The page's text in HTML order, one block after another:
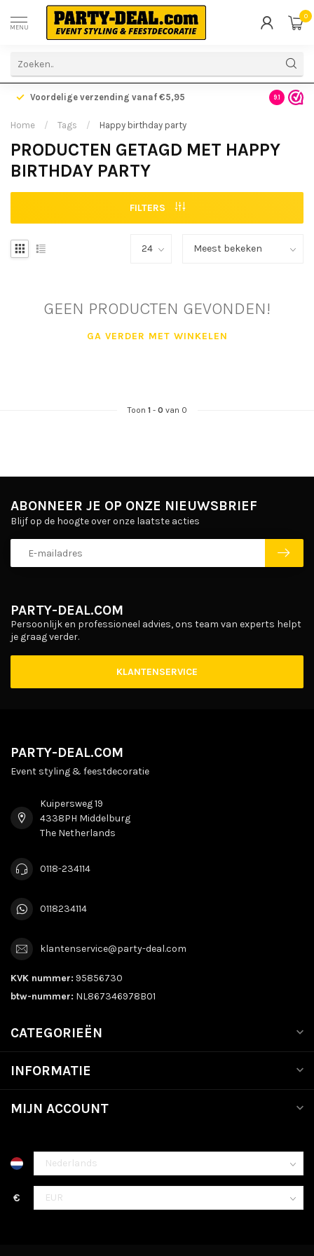
MENU
0
Voordelige verzending vanaf €5,95 Gratis
9.1
Home / Tags / Happy birthday party
PRODUCTEN GETAGD MET HAPPY
BIRTHDAY PARTY
FILTERS
GEEN PRODUCTEN GEVONDEN!
GA VERDER MET WINKELEN
Toon 1- 0 van 0
PARTY-DEAL.COM
Persoonlijk en professioneel advies, ons team van experts helpt
je graag verder.
KLANTENSERVICE
ABONNEER JE OP ONZE NIEUWSBRIEF
Blijf op de hoogte over onze laatste acties
PARTY-DEAL.COM
Event styling & feestdecoratie
Kuipersweg 19
4338PH Middelburg
The Netherlands
0118-234114
0118234114
klantenservice@party-deal.com
KVK nummer: 95856730
btw-nummer: NL867346978B01
CATEGORIEËN
INFORMATIE
MIJN ACCOUNT
€